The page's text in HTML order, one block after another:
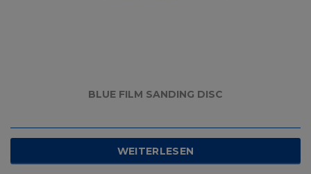
BLUE FILM SANDING DISC
WEITERLESEN